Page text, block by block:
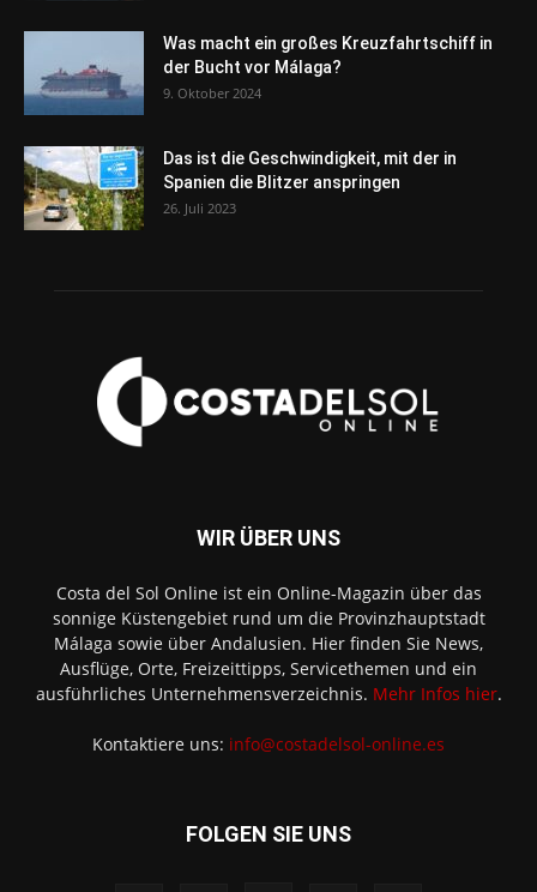
Was macht ein großes Kreuzfahrtschiff in
der Bucht vor Málaga?
9. Oktober 2024
Das ist die Geschwindigkeit, mit der in
Spanien die Blitzer anspringen
26. Juli 2023
WIR ÜBER UNS
Costa del Sol Online ist ein Online-Magazin über das
sonnige Küstengebiet rund um die Provinzhauptstadt
Málaga sowie über Andalusien. Hier finden Sie News,
Ausflüge, Orte, Freizeittipps, Servicethemen und ein
ausführliches Unternehmensverzeichnis. Mehr Infos hier.
Kontaktiere uns: info@costadelsol-online.es
FOLGEN SIE UNS